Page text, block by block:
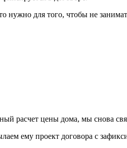
нужно для того, чтобы не
расчет цены дома, мы снова
ему проект договора с